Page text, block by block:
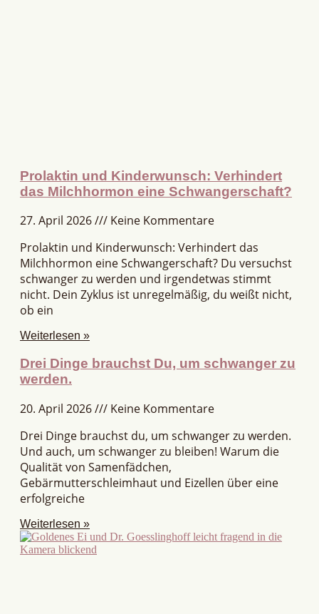
Prolaktin und Kinderwunsch: Verhindert
das Milchhormon eine Schwangerschaft?
27. April 2026
Keine Kommentare
Prolaktin und Kinderwunsch: Verhindert das
Milchhormon eine Schwangerschaft? Du versuchst
schwanger zu werden und irgendetwas stimmt
nicht. Dein Zyklus ist unregelmäßig, du weißt nicht,
ob ein
Weiterlesen »
Drei Dinge brauchst Du, um schwanger zu
werden.
20. April 2026
Keine Kommentare
Drei Dinge brauchst du, um schwanger zu werden.
Und auch, um schwanger zu bleiben! Warum die
Qualität von Samenfädchen,
Gebärmutterschleimhaut und Eizellen über eine
erfolgreiche
Weiterlesen »